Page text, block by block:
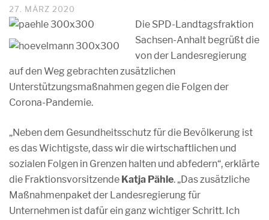
27. MÄRZ 2020
Die SPD-Landtagsfraktion
Sachsen-Anhalt begrüßt die
von der Landesregierung
auf den Weg gebrachten zusätzlichen
Unterstützungsmaßnahmen gegen die Folgen der
Corona-Pandemie.
„Neben dem Gesundheitsschutz für die Bevölkerung ist
es das Wichtigste, dass wir die wirtschaftlichen und
sozialen Folgen in Grenzen halten und abfedern“, erklärte
die Fraktionsvorsitzende Katja Pähle. „Das zusätzliche
Maßnahmenpaket der Landesregierung für
Unternehmen ist dafür ein ganz wichtiger Schritt. Ich